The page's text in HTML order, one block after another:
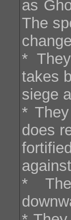
as
The
*
takes
siege
*
does
*